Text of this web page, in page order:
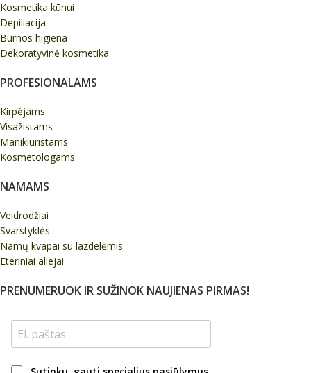
Kosmetika kūnui
Depiliacija
Burnos higiena
Dekoratyvinė kosmetika
PROFESIONALAMS
Kirpėjams
Visažistams
Manikiūristams
Kosmetologams
NAMAMS
Veidrodžiai
Svarstyklės
Namų kvapai su lazdelėmis
Eteriniai aliejai
PRENUMERUOK IR SUŽINOK NAUJIENAS PIRMAS!